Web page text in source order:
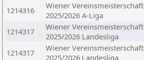
1214316
Wiener Vereinsmeisterschaft
2025/2026 A-Liga
1214317
Wiener Vereinsmeisterschaft
2025/2026 Landesliga
1214317
Wiener Vereinsmeisterschaft
2025/2026 Landesliga